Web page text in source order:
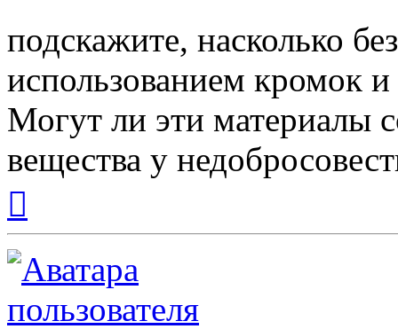
подскажите, насколько
использованием кромок и
Могут ли эти материалы
вещества у
началу